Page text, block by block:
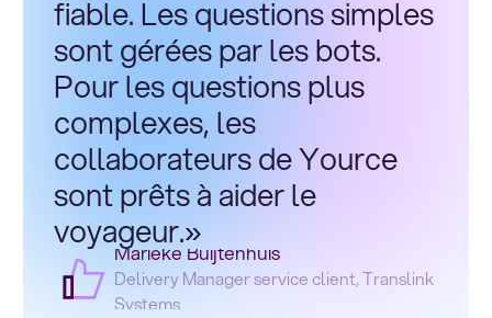
fiable. Les questions simples
sont gérées par les bots.
Pour les questions plus
complexes, les
collaborateurs de Yource
sont prêts à aider le
voyageur.»
Marieke Buijtenhuis
Delivery Manager service client, Translink
Systems